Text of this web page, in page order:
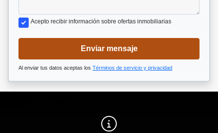
Acepto recibir información sobre ofertas inmobiliarias
Enviar mensaje
Al enviar tus datos aceptas los Términos de servicio y privacidad